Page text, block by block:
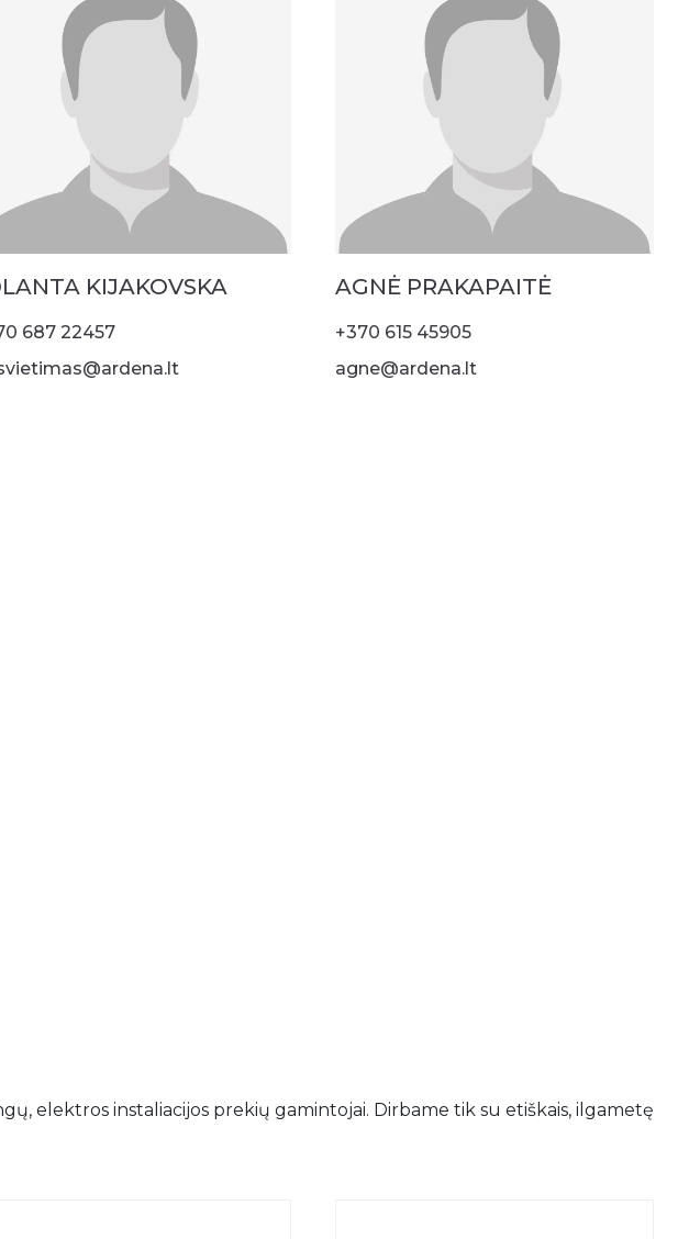
KIJAKOVSKA
687 22457
AGNĖ PRAKAPAITĖ
+370 615 45905
agne@ardena.lt
elektros instaliacijos prekių gamintojai. Dirbame tik su etiškais, ilgametę